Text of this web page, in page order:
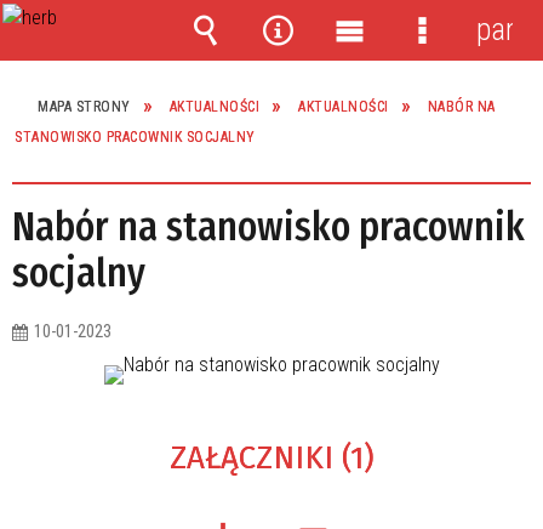
MAPA STRONY AKTUALNOŚCI AKTUALNOŚCI
NABÓR NA
STANOWISKO PRACOWNIK SOCJALNY
Nabór na stanowisko pracownik
socjalny
10-01-2023
ZAŁĄCZNIKI (1)
Wyszukiwarka
Narzędzia
Menu
główne
Menu
panel